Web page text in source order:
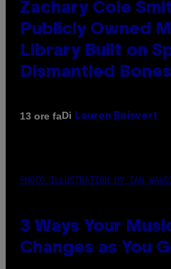
Zachary Cole
Publicly Owned
Library Built on
Dismantled Bones
13 ore faDi Lauren Boisvert
PHOTO ILLUSTRATION BY IAN
3 Ways Your
Changes as You